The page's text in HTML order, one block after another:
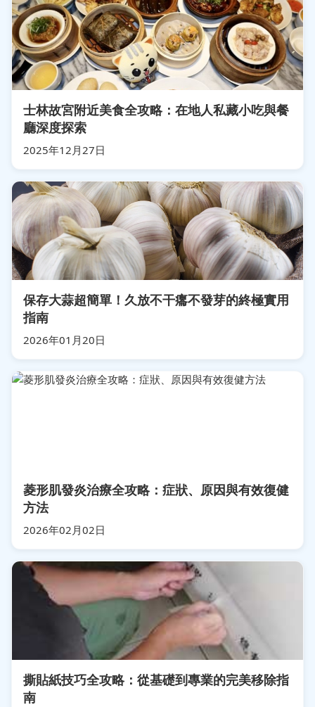
士林故宮附近美食全攻略：在地人私藏小吃與餐
廳深度探索
2025年12月27日
保存大蒜超簡單！久放不干癟不發芽的終極實用
指南
2026年01月20日
菱形肌發炎治療全攻略：症狀、原因與有效復健
方法
2026年02月02日
撕貼紙技巧全攻略：從基礎到專業的完美移除指
南